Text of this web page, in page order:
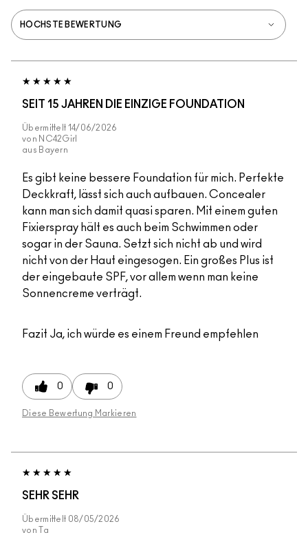
SEIT 15 JAHREN DIE EINZIGE FOUNDATION
Übermittelt 14/06/2026
von NC42Girl
aus Bayern
Es gibt keine bessere Foundation für mich. Perfekte
Deckkraft, lässt sich auch aufbauen. Concealer
kann man sich damit quasi sparen. Mit einem guten
Fixierspray hält es auch beim Schwimmen oder
sogar in der Sauna. Setzt sich nicht ab und wird
nicht von der Haut eingesogen. Ein großes Plus ist
der eingebaute SPF, vor allem wenn man keine
Sonnencreme verträgt.
Fazit Ja, ich würde es einem Freund empfehlen
0 0
Diese Bewertung Markieren
SEHR SEHR
Übermittelt 08/05/2026
von
Ta